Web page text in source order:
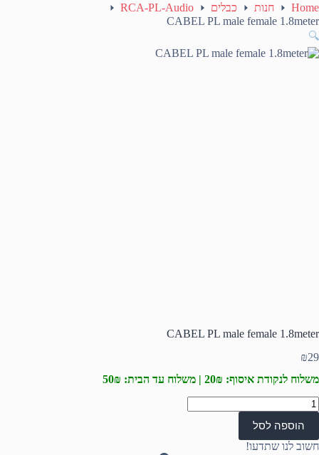
Home חנות כבלים
RCA-PL-Audio
CABEL PL male female 1.8meter
🔍
CABEL PL male female 1.8meter
₪29
משלוח לנקודת איסוף: 20₪ | משלוח עד הבית: 50₪
כמות
של
CABEL
PL
male
הוספה לסל
חשוב לנו שתדעו!